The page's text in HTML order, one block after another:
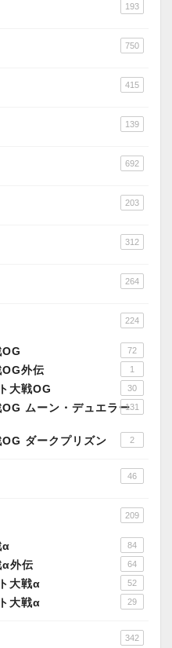
193
750
415
139
692
203
312
264
224
72
外伝 1
大戦OG 30
ムーン・デュエラー131
ダークプリズン 2
46
209
α 84
α外伝 64
大戦α 52
大戦α 29
342